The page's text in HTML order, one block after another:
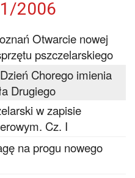
2006
Otwarcie nowej
pszczelarskiego
Chorego imienia
Drugiego
w zapisie
Cz. I
na progu nowego